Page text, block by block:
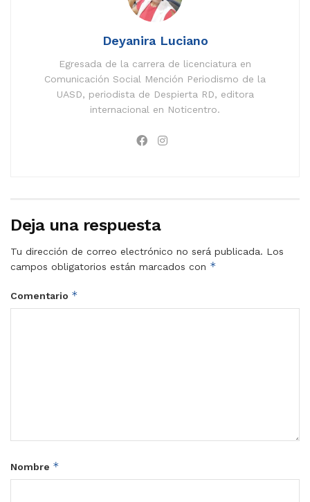
Deyanira Luciano
Egresada de la carrera de licenciatura en
Comunicación Social Mención Periodismo de la
UASD, periodista de Despierta RD, editora
internacional en Noticentro.
Deja una respuesta
Tu dirección de correo electrónico no será publicada. Los
campos obligatorios están marcados con *
Comentario *
Nombre *